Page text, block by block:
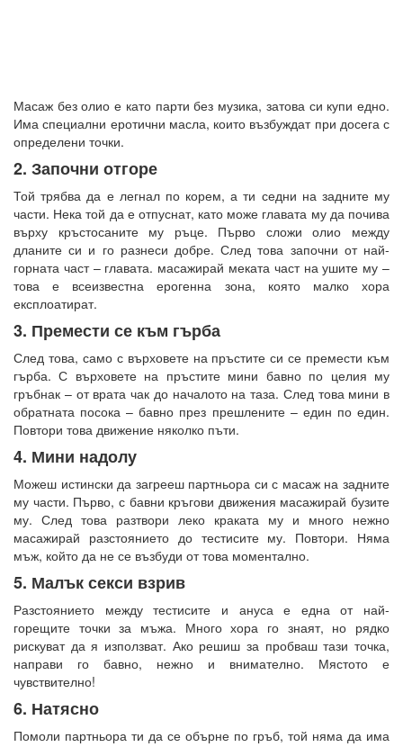
Масаж без олио е като парти без музика, затова си купи едно.
Има специални еротични масла, които възбуждат при досега с
определени точки.
2. Започни отгоре
Той трябва да е легнал по корем, а ти седни на задните му
части. Нека той да е отпуснат, като може главата му да почива
върху кръстосаните му ръце. Първо сложи олио между
дланите си и го разнеси добре. След това започни от най-
горната част – главата. масажирай меката част на ушите му –
това е всеизвестна ерогенна зона, която малко хора
експлоатират.
3. Премести се към гърба
След това, само с върховете на пръстите си се премести към
гърба. С върховете на пръстите мини бавно по целия му
гръбнак – от врата чак до началото на таза. След това мини в
обратната посока – бавно през прешлените – един по един.
Повтори това движение няколко пъти.
4. Мини надолу
Можеш истински да загрееш партньора си с масаж на задните
му части. Първо, с бавни кръгови движения масажирай бузите
му. След това разтвори леко краката му и много нежно
масажирай разстоянието до тестисите му. Повтори. Няма
мъж, който да не се възбуди от това моментално.
5. Малък секси взрив
Разстоянието между тестисите и ануса е една от най-
горещите точки за мъжа. Много хора го знаят, но рядко
рискуват да я използват. Ако решиш за пробваш тази точка,
направи го бавно, нежно и внимателно. Мястото е
чувствително!
6. Натясно
Помоли партньора ти да се обърне по гръб, той няма да има